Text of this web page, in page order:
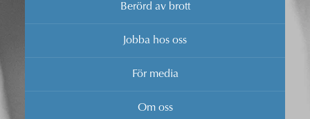
Berörd av brott
Jobba hos oss
För media
Om oss